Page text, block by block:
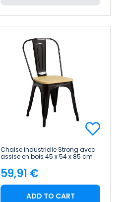
Chaise industrielle Strong avec
assise en bois 45 x 54 x 85 cm
Price
59,91 €
ADD TO CART